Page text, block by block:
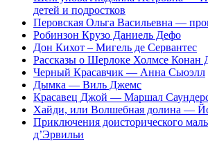
детей и подростков
Перовская Ольга Васильевна ―
Робинзон Крузо Даниель Дефо
Дон Кихот – Мигель де Сервантес
Рассказы о Шерлоке Холмсе Конан
Черный Красавчик ― Анна Сьюэлл
Дымка ― Виль Джемс
Красавец Джой ― Маршал
Хайди, или Волшебная долина ―
Приключения доисторического
д’Эрвильи